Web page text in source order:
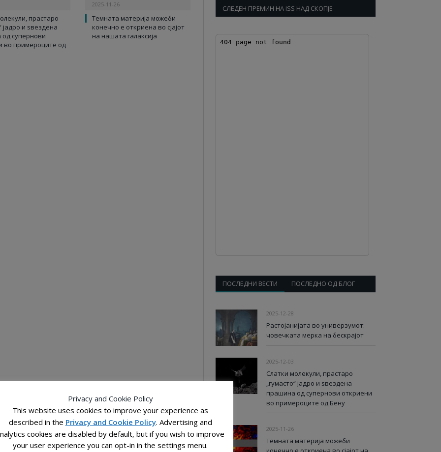
прастаро
јадро и ѕвездена
супернови
во примероците од
2025-11-26
Темната материја можеби
конечно е откриена во сјајот
на нашата галаксија
СЛЕДЕН ПРЕМИН НА ISS НАД СКОПЈЕ
ПОСЛЕДНИ ВЕСТИ ПОСЛЕДНО ОД БЛОГ
2025-12-28
Растојанијата во универзумот:
човечката мерка на бескрајот
2025-12-03
Слатки молекули, прастаро
„гумасто“ јадро и ѕвездена
прашина од супернови откриени
во примероците од Бену
2025-11-26
Темната материја можеби
Privacy and Cookie Policy
This website uses cookies to improve your experience as
described in the Privacy and Cookie Policy. Advertising and
cookies are disabled by default, but if you wish to improve
your user experience you can opt-in in the settings menu.